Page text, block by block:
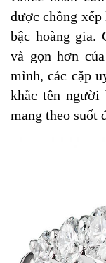
được chồng xếp
bậc hoàng gia.
và gọn hơn
mình, các cặp
khắc tên người
mang theo suốt